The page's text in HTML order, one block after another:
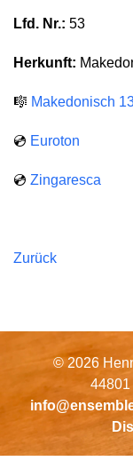
Lfd. Nr.: 53
Herkunft:
🎼 Makedonisch
💿 Euroton
💿 Zingaresca
Zurück
© 2026
44801